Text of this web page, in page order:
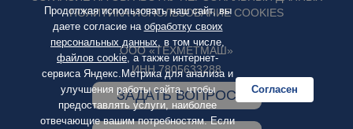
ПОЛИТИКА ИСПОЛЬЗОВАНИЕ COOKIES
ООО «ТЕХМЕТМАШ»
ИНН 7805633288
ЗАДАТЬ ВОПРОС
Продолжая использовать наш сайт, вы
даете согласие на обработку своих
персональных данных, в том числе,
файлов cookie, а также интернет-
сервиса Яндекс.Метрика для анализа и
улучшения работы сайта, чтобы
предоставлять услуги, наиболее
отвечающие вашим потребностям. Если
Согласен